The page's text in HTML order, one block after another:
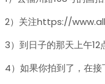
2）关注https://
3）到日子的那天上午12
4）如果你拍到了，在接